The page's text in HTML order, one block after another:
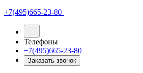
+7(495)665-23-80
Телефоны
+7(495)665-23-80
Заказать звонок